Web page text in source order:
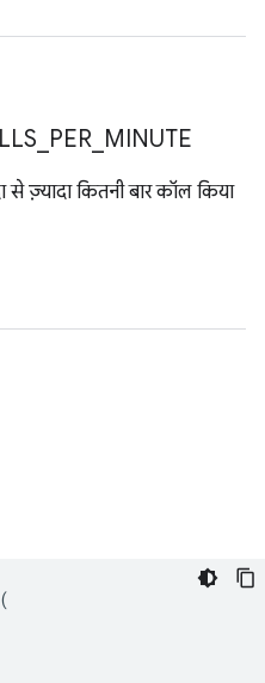
PER MINUTE
से ज़्यादा कितनी बार कॉल किया
(